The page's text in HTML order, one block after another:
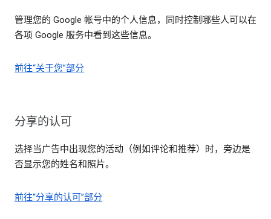
管理您的 Google 帐号中的个人信息，同时控制哪些人可以在
各项 Google 服务中看到这些信息。
前往“关于您”部分
分享的认可
选择当广告中出现您的活动（例如评论和推荐）时，旁边是
否显示您的姓名和照片。
前往“分享的认可”部分